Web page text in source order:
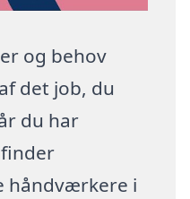
og behov
det job, du
du har
håndværkere i